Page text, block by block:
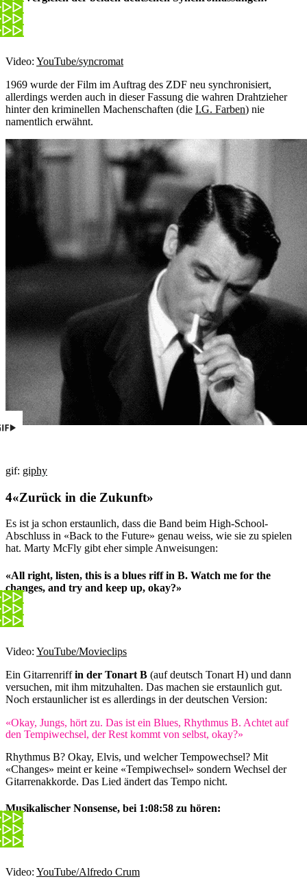
Video: YouTube/syncromat
1969 wurde der Film im Auftrag des ZDF neu synchronisiert,
allerdings werden auch in dieser Fassung die wahren Drahtzieher
hinter den kriminellen Machenschaften (die I.G. Farben) nie
namentlich erwähnt.
gif: giphy
«Zurück in die Zukunft»
Es ist ja schon erstaunlich, dass die Band beim High-School-
Abschluss in «Back to the Future» genau weiss, wie sie zu spielen
hat. Marty McFly gibt eher simple Anweisungen:
«All right, listen, this is a blues riff in B. Watch me for the
changes, and try and keep up, okay?»
Video: YouTube/Movieclips
Ein Gitarrenriffin der Tonart B (auf deutsch Tonart H) und dann
versuchen, mit ihm mitzuhalten. Das machen sie erstaunlich gut.
Noch erstaunlicher ist es allerdings in der deutschen Version:
«Okay, Jungs, hört zu. Das ist ein Blues, Rhythmus B. Achtet auf
den Tempiwechsel, der Rest kommt von selbst, okay?»
Rhythmus B? Okay, Elvis, und welcher Tempowechsel? Mit
«Changes» meint er keine «Tempiwechsel» sondern Wechsel der
Gitarrenakkorde. Das Lied ändert das Tempo nicht.
Musikalischer Nonsense, bei 1:08:58 zu hören:
Video: YouTube/Alfredo Crum